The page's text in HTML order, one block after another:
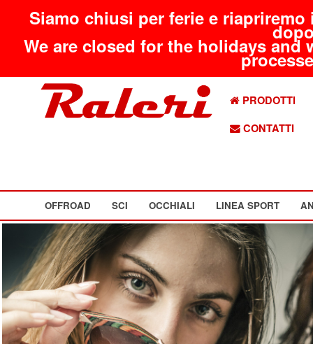
Siamo chiusi per ferie e
We are closed for the holidays
PRODOTTI
CONTATTI
OFFROAD SCI OCCHIALI LINEA SPORT